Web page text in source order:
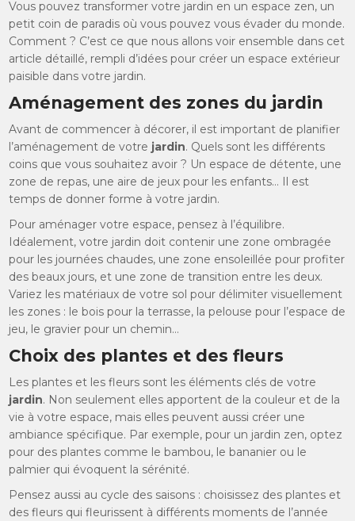
Vous pouvez transformer votre jardin en un espace zen, un
petit coin de paradis où vous pouvez vous évader du monde.
Comment ? C’est ce que nous allons voir ensemble dans cet
article détaillé, rempli d’idées pour créer un espace extérieur
paisible dans votre jardin.
Aménagement des zones du jardin
Avant de commencer à décorer, il est important de planifier
l’aménagement de votre jardin. Quels sont les différents
coins que vous souhaitez avoir ? Un espace de détente, une
zone de repas, une aire de jeux pour les enfants… Il est
temps de donner forme à votre jardin.
Pour aménager votre espace, pensez à l’équilibre.
Idéalement, votre jardin doit contenir une zone ombragée
pour les journées chaudes, une zone ensoleillée pour profiter
des beaux jours, et une zone de transition entre les deux.
Variez les matériaux de votre sol pour délimiter visuellement
les zones : le bois pour la terrasse, la pelouse pour l’espace de
jeu, le gravier pour un chemin…
Choix des plantes et des fleurs
Les plantes et les fleurs sont les éléments clés de votre
jardin. Non seulement elles apportent de la couleur et de la
vie à votre espace, mais elles peuvent aussi créer une
ambiance spécifique. Par exemple, pour un jardin zen, optez
pour des plantes comme le bambou, le bananier ou le
palmier qui évoquent la sérénité.
Pensez aussi au cycle des saisons : choisissez des plantes et
des fleurs qui fleurissent à différents moments de l’année